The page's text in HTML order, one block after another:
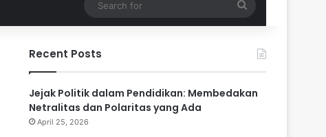
for
Recent Posts
Jejak Politik dalam Pendidikan: Membedakan
Netralitas dan Polaritas yang Ada
April 25, 2026